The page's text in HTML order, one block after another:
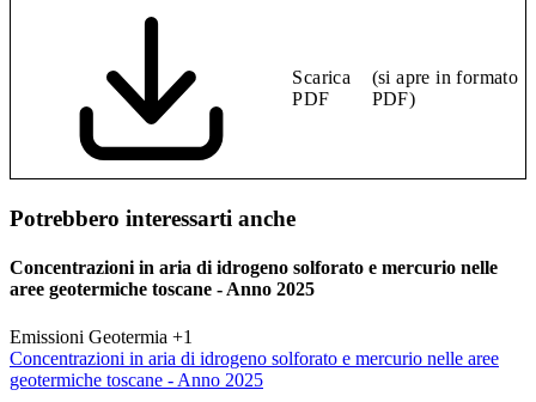
Scarica
PDF
(si apre in formato
PDF)
Potrebbero interessarti anche
Concentrazioni in aria di idrogeno solforato e mercurio nelle
aree geotermiche toscane - Anno 2025
Emissioni Geotermia +1
Concentrazioni in aria di idrogeno solforato e mercurio nelle aree
geotermiche toscane - Anno 2025